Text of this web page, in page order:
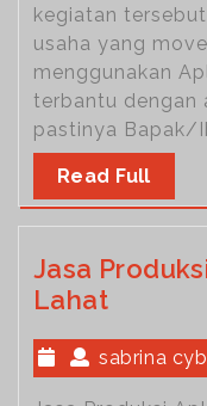
kegiatan
usaha yang
menggunakan
terbantu dengan
pastinya Bapak/
Read Full
Jasa
Lahat
sabrina